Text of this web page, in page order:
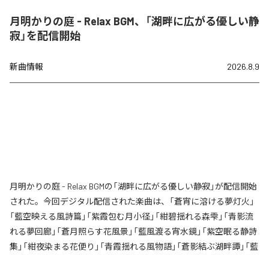
月明かりの庭 - Relax BGM、「湖畔に広がる優しい静
寂」を配信開始
新曲情報 2026.8.9
月明かりの庭 - Relax BGMの「湖畔に広がる優しい静寂」が配信開始
された。今回デジタル配信された楽曲は、「蒼宵に溶ける夢灯火」
「藍空映える風詩篇」「紫霞包む月小径」「紺碧揺れる森雫」「青影流
れる夢回廊」「蒼月照らす花風景」「藍風渡る宵水鏡」「紫空眠る静詩
集」「紺夜染まる花便り」「青霞揺れる風物語」「蒼影結ぶ湖畔譚」「藍